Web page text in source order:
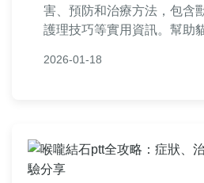
害、預防和治療方法，包含
護理技巧等實用資訊。幫助
指南，解決貓奴們的常見疑惑
2026-01-18